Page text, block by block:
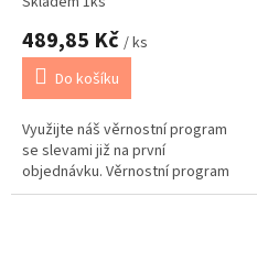
489,85 Kč / ks
Do košíku
Využijte náš věrnostní program
se slevami již na první
objednávku. Věrnostní program